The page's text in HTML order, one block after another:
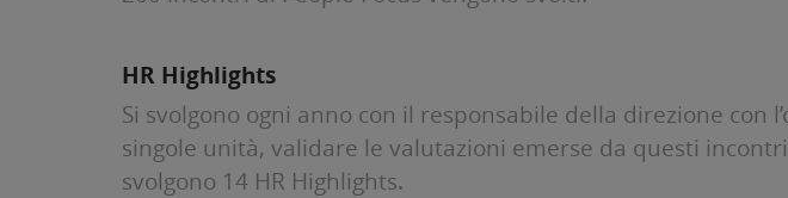
HR Highlights
Si svolgono ogni anno con il responsabile della direzione
singole unità, validare le valutazioni emerse da questi
svolgono 14 HR Highlights.